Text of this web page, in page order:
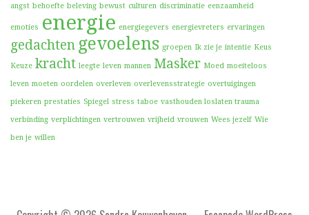
angst behoefte beleving bewust culturen discriminatie eenzaamheid
emoties energie energiegevers energievreters ervaringen
gedachten gevoelens groepen Ik zie je intentie Keus
Keuze kracht leegte leven mannen Masker Moed moeiteloos
leven moeten oordelen overleven overlevensstrategie overtuigingen
piekeren prestaties Spiegel stress taboe vasthouden loslaten trauma
verbinding verplichtingen vertrouwen vrijheid vrouwen Wees jezelf Wie
ben je willen